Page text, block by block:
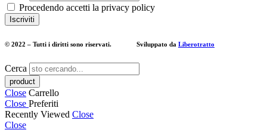
Procedendo accetti la privacy policy
© 2022 – Tutti i diritti sono riservati. Sviluppato da Liberotratto
Cerca
Close Carrello
Close Preferiti
Recently Viewed Close
Close